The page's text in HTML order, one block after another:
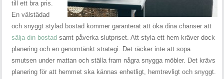
till ett bra pris.
En välstädad
och snyggt stylad bostad kommer garanterat att öka dina chanser att
sälja din bostad samt påverka slutpriset. Att styla ett hem kräver dock
planering och en genomtänkt strategi. Det räcker inte att sopa
smutsen under mattan och ställa fram några snygga möbler. Det krävs
planering för att hemmet ska kännas enhetligt, hemtrevligt och snyggt.